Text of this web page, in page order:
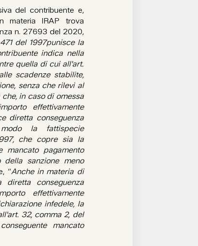
del contribuente e,
materia IRAP trova
n. 27693 del 2020,
del 1997punisce la
indica nella
quella di cui all'art.
scadenze stabilite,
senza che rilevi al
in caso di omessa
effettivamente
diretta conseguenza
la fattispecie
che copre sia la
mancato pagamento
della sanzione meno
“Anche in materia di
conseguenza
effettivamente
infedele, la
32, comma 2, del
mancato